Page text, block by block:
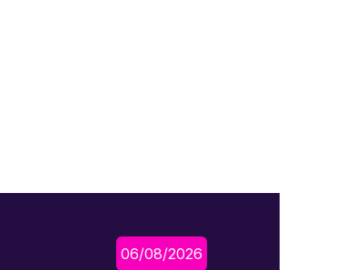
06/08/2026